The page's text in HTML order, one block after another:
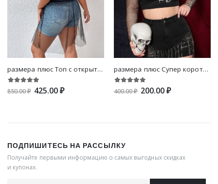
размера плюс Топ с открытыми плечами с сетчатой отделкой
850.00 ₽ 425.00 ₽
размера плюс Супер короткий топ сетчатый без майки
400.00 ₽ 200.00 ₽
ПОДПИШИТЕСЬ НА РАССЫЛКУ
Получайте первыми информацию о самых выгодных скидках
и купонах.